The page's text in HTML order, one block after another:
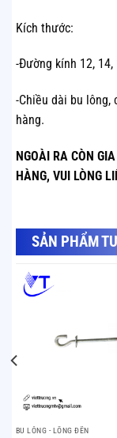
Kích thước:
-Đường kính 12, 14,
-Chiều dài bu lông,
hàng.
NGOÀI RA CÒN
HÀNG, VUI LÒNG
SẢN PHẨM
BU LÔNG - LỒNG ĐỀN